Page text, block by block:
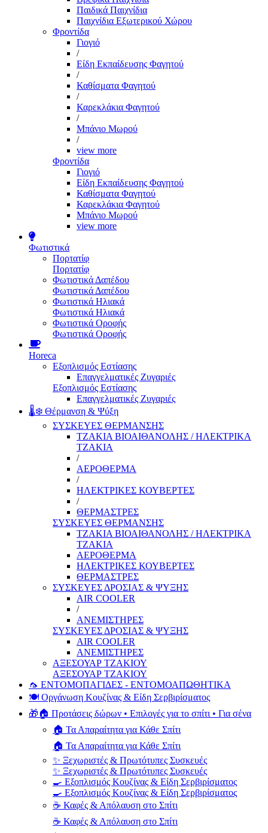
Παιδικά Παιχνίδια
Παιχνίδια Εξωτερικού Χώρου
Φροντίδα
Γιογιό
/
Είδη Εκπαίδευσης Φαγητού
/
Καθίσματα Φαγητού
/
Καρεκλάκια Φαγητού
/
Μπάνιο Μωρού
/
view more
Φροντίδα
Γιογιό
Είδη Εκπαίδευσης Φαγητού
Καθίσματα Φαγητού
Καρεκλάκια Φαγητού
Μπάνιο Μωρού
view more
Φωτιστικά
Πορτατίφ
Πορτατίφ
Φωτιστικά Δαπέδου
Φωτιστικά Δαπέδου
Φωτιστικά Ηλιακά
Φωτιστικά Ηλιακά
Φωτιστικά Οροφής
Φωτιστικά Οροφής
Horeca
Εξοπλισμός Εστίασης
Επαγγελματικές Ζυγαριές
Εξοπλισμός Εστίασης
Επαγγελματικές Ζυγαριές
🌡️❄️ Θέρμανση & Ψύξη
ΣΥΣΚΕΥΕΣ ΘΕΡΜΑΝΣΗΣ
ΤΖΑΚΙΑ ΒΙΟΑΙΘΑΝΟΛΗΣ / ΗΛΕΚΤΡΙΚΑ
ΤΖΑΚΙΑ
/
ΑΕΡΟΘΕΡΜΑ
/
ΗΛΕΚΤΡΙΚΕΣ ΚΟΥΒΕΡΤΕΣ
/
ΘΕΡΜΑΣΤΡΕΣ
ΣΥΣΚΕΥΕΣ ΘΕΡΜΑΝΣΗΣ
ΤΖΑΚΙΑ ΒΙΟΑΙΘΑΝΟΛΗΣ / ΗΛΕΚΤΡΙΚΑ
ΤΖΑΚΙΑ
ΑΕΡΟΘΕΡΜΑ
ΗΛΕΚΤΡΙΚΕΣ ΚΟΥΒΕΡΤΕΣ
ΘΕΡΜΑΣΤΡΕΣ
ΣΥΣΚΕΥΕΣ ΔΡΟΣΙΑΣ & ΨΥΞΗΣ
AIR COOLER
/
ΑΝΕΜΙΣΤΗΡΕΣ
ΣΥΣΚΕΥΕΣ ΔΡΟΣΙΑΣ & ΨΥΞΗΣ
AIR COOLER
ΑΝΕΜΙΣΤΗΡΕΣ
ΑΞΕΣΟΥΑΡ ΤΖΑΚΙΟΥ
ΑΞΕΣΟΥΑΡ ΤΖΑΚΙΟΥ
🦟 ΕΝΤΟΜΟΠΑΓΙΔΕΣ - ΕΝΤΟΜΟΑΠΩΘΗΤΙΚΑ
🍽️ Οργάνωση Κουζίνας & Είδη Σερβιρίσματος
🎁🏠 Προτάσεις δώρων • Επιλογές για το σπίτι • Για σένα
🏠 Τα Απαραίτητα για Κάθε Σπίτι
🏠 Τα Απαραίτητα για Κάθε Σπίτι
✨ Ξεχωριστές & Πρωτότυπες Συσκευές
✨ Ξεχωριστές & Πρωτότυπες Συσκευές
🍳 Εξοπλισμός Κουζίνας & Είδη Σερβιρίσματος
🍳 Εξοπλισμός Κουζίνας & Είδη Σερβιρίσματος
☕ Καφές & Απόλαυση στο Σπίτι
☕ Καφές & Απόλαυση στο Σπίτι